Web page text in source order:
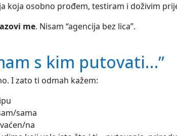
koja osobno prođem, testiram i doživim
me. Nisam “agencija bez lica”.
s kim putovati…”
I zato ti odmah kažem:
sama
na